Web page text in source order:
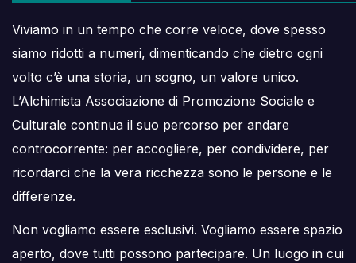
Viviamo in un tempo che corre veloce, dove spesso
siamo ridotti a numeri, dimenticando che dietro ogni
volto c’è una storia, un sogno, un valore unico.
L’Alchimista Associazione di Promozione Sociale e
Culturale continua il suo percorso per andare
controcorrente: per accogliere, per condividere, per
ricordarci che la vera ricchezza sono le persone e le
differenze.
Non vogliamo essere esclusivi. Vogliamo essere spazio
aperto, dove tutti possono partecipare. Un luogo in cui